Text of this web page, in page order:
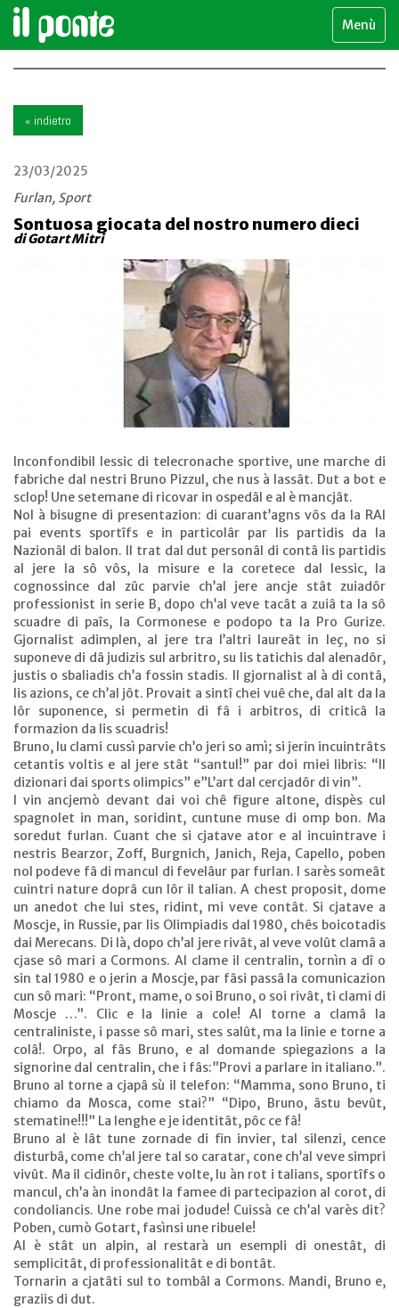
Menù
« indietro
23/03/2025
Furlan, Sport
Sontuosa giocata del nostro numero dieci
di Gotart Mitri
Inconfondibil lessic di telecronache sportive, une marche di
fabriche dal nestri Bruno Pizzul, che nus à lassât. Dut a bot e
sclop! Une setemane di ricovar in ospedâl e al è mancjât.
Nol à bisugne di presentazion: di cuarant’agns vôs da la RAI
pai events sportîfs e in particolâr par lis partidis da la
Nazionâl di balon. Il trat dal dut personâl di contâ lis partidis
al jere la sô vôs, la misure e la coretece dal lessic, la
cognossince dal zûc parvie ch’al jere ancje stât zuiadôr
professionist in serie B, dopo ch’al veve tacât a zuiâ ta la sô
scuadre di paîs, la Cormonese e podopo ta la Pro Gurize.
Gjornalist adimplen, al jere tra l’altri laureât in leç, no si
suponeve di dâ judizis sul arbritro, su lis tatichis dal alenadôr,
justis o sbaliadis ch’a fossin stadis. Il gjornalist al à di contâ,
lis azions, ce ch’al jôt. Provait a sintî chei vuê che, dal alt da la
lôr suponence, si permetin di fâ i arbitros, di criticâ la
formazion da lis scuadris!
Bruno, lu clami cussì parvie ch’o jeri so amì; si jerin incuintrâts
cetantis voltis e al jere stât “santul!” par doi miei libris: “Il
dizionari dai sports olimpics” e”L’art dal cercjadôr di vin”.
I vin ancjemò devant dai voi chê figure altone, dispès cul
spagnolet in man, soridint, cuntune muse di omp bon. Ma
soredut furlan. Cuant che si cjatave ator e al incuintrave i
nestris Bearzor, Zoff, Burgnich, Janich, Reja, Capello, poben
nol podeve fâ di mancul di fevelâur par furlan. I sarès someât
cuintri nature doprâ cun lôr il talian. A chest proposit, dome
un anedot che lui stes, ridint, mi veve contât. Si cjatave a
Moscje, in Russie, par lis Olimpiadis dal 1980, chês boicotadis
dai Merecans. Di là, dopo ch’al jere rivât, al veve volût clamâ a
cjase sô mari a Cormons. Al clame il centralin, tornìn a dî o
sin tal 1980 e o jerin a Moscje, par fâsi passâ la comunicazion
cun sô mari: “Pront, mame, o soi Bruno, o soi rivât, ti clami di
Moscje …”. Clic e la linie a cole! Al torne a clamâ la
centraliniste, i passe sô mari, stes salût, ma la linie e torne a
colâ!. Orpo, al fâs Bruno, e al domande spiegazions a la
signorine dal centralin, che i fâs:”Provi a parlare in italiano.”.
Bruno al torne a cjapâ sù il telefon: “Mamma, sono Bruno, ti
chiamo da Mosca, come stai?” “Dipo, Bruno, âstu bevût,
stematine!!!” La lenghe e je identitât, pôc ce fâ!
Bruno al è lât tune zornade di fin invier, tal silenzi, cence
disturbâ, come ch’al jere tal so caratar, cone ch’al veve simpri
vivût. Ma il cidinôr, cheste volte, lu àn rot i talians, sportîfs o
mancul, ch’a àn inondât la famee di partecipazion al corot, di
condoliancis. Une robe mai jodude! Cuissà ce ch’al varès dit?
Poben, cumò Gotart, fasìnsi une ribuele!
Al è stât un alpin, al restarà un esempli di onestât, di
semplicitât, di professionalitât e di bontât.
Tornarin a cjatâti sul to tombâl a Cormons. Mandi, Bruno e,
graziis di dut.